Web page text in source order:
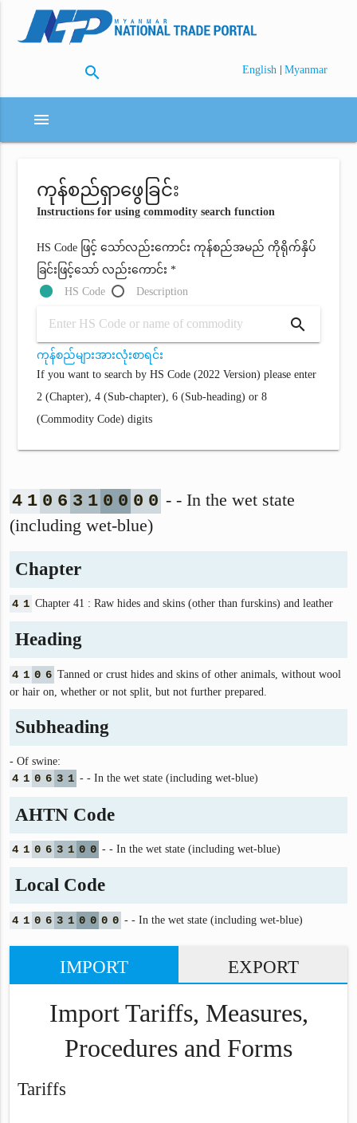
search English | Myanmar
menu
ကုန်စည်ရှာဖွေခြင်း
Instructions for using commodity search function
HS Code ဖြင့် သော်လည်းကောင်း ကုန်စည်အမည် ကိုရိုက်နှိပ်
ခြင်းဖြင့်သော် လည်းကောင်း *
HS Code
Description
search
ကုန်စည်များအားလုံးစာရင်း
If you want to search by HS Code (2022 Version) please enter
2 (Chapter), 4 (Sub-chapter), 6 (Sub-heading) or 8
(Commodity Code) digits
4 1 0 6 3 1 0 0 0 0 - - In the wet state
(including wet-blue)
Chapter
4 1 Chapter 41 : Raw hides and skins (other than furskins) and leather
Heading
4 1 0 6 Tanned or crust hides and skins of other animals, without wool
or hair on, whether or not split, but not further prepared.
Subheading
- Of swine:
4 1 0 6 3 1 - - In the wet state (including wet-blue)
AHTN Code
4 1 0 6 3 1 0 0 - - In the wet state (including wet-blue)
Local Code
4 1 0 6 3 1 0 0 0 0 - - In the wet state (including wet-blue)
IMPORT EXPORT
Import Tariffs, Measures,
Procedures and Forms
Tariffs